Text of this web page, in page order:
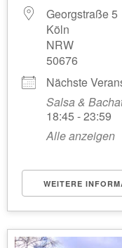
Georgstraße 5
Köln
NRW
50676
Nächste
Salsa &
18:45 - 23:59
Alle anzeigen
WEITERE